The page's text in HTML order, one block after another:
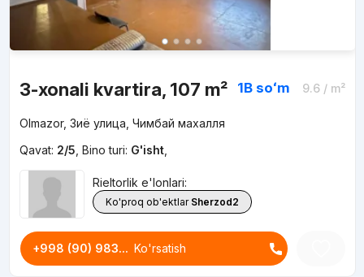
3-xonali kvartira, 107 m² 1B soʻm 9.6/ m²
Olmazor, Зиё улица, Чимбай махалля
Qavat: 2/5 Bino turi: G'isht,
Rieltorlik e'lonlari:
Ko'proq ob'ektlar Sherzod2
+998 (90) 983... Ko'rsatish